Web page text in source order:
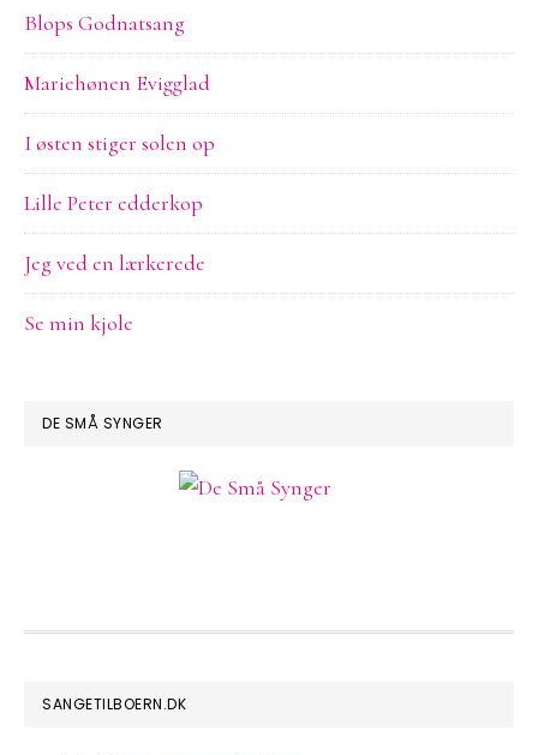
Blops Godnatsang
Mariehønen Evigglad
I østen stiger solen op
Lille Peter edderkop
Jeg ved en lærkerede
Se min kjole
DE SMÅ SYNGER
FOOTER
SANGETILBOERN.DK